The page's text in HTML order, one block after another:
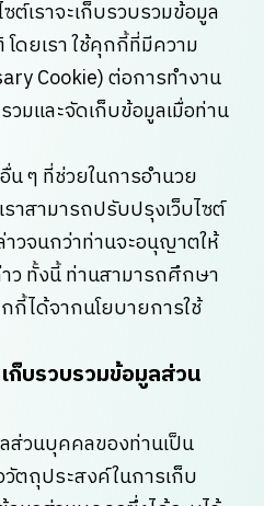
ต์เราจะเก็บรวบรวมข้อมูล
ดยเรา ใช้คุกกี้ที่มีความ
Cookie) ต่อการทำงาน
วมและจัดเก็บข้อมูลเมื่อท่าน
ๆ ที่ช่วยในการอำนวย
าสามารถปรับปรุงเว็บไซต์
วจนกว่าท่านจะอนุญาตให้
ว ทั้งนี้ ท่านสามารถศึกษา
กี้ได้จากนโยบายการใช้
ก็บรวบรวมข้อมูลส่วน
ส่วนบุคคลของท่านเป็น
วัตถุประสงค์ในการเก็บ